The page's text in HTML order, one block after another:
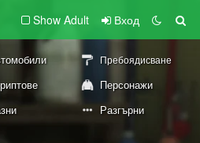
Show Adult Вход
Пребоядисване
Персонажи
Разгърни